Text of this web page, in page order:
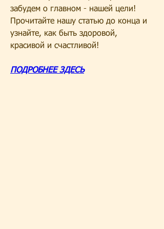
забудем о главном - нашей цели!
Прочитайте нашу статью до конца и
узнайте, как быть здоровой,
красивой и счастливой!
ПОДРОБНЕЕ ЗДЕСЬ